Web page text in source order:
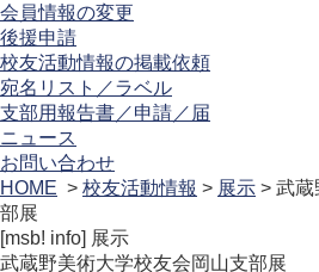
会員情報の変更
後援申請
校友活動情報の掲載依頼
宛名リスト／ラベル
支部用報告書／申請／届
ニュース
お問い合わせ
HOME > 校友活動情報 > 展示 > 武蔵
部展
[msb! info] 展示
武蔵野美術大学校友会岡山支部展